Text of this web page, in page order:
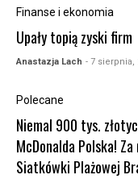
Finanse i ekonomia
Upały topią zyski firm
Anastazja Lach - 7 sierpnia,
Polecane
Niemal 900 tys.
McDonalda Polska!
Siatkówki Plażowej